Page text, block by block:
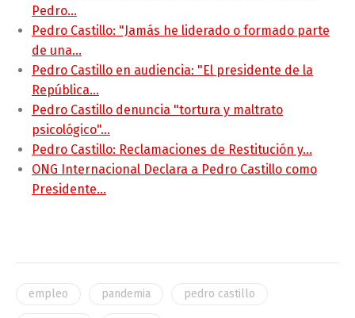
Pedro…
Pedro Castillo: "Jamás he liderado o formado parte
de una…
Pedro Castillo en audiencia: "El presidente de la
República…
Pedro Castillo denuncia "tortura y maltrato
psicológico"…
Pedro Castillo: Reclamaciones de Restitución y…
ONG Internacional Declara a Pedro Castillo como
Presidente…
empleo pandemia pedro castillo